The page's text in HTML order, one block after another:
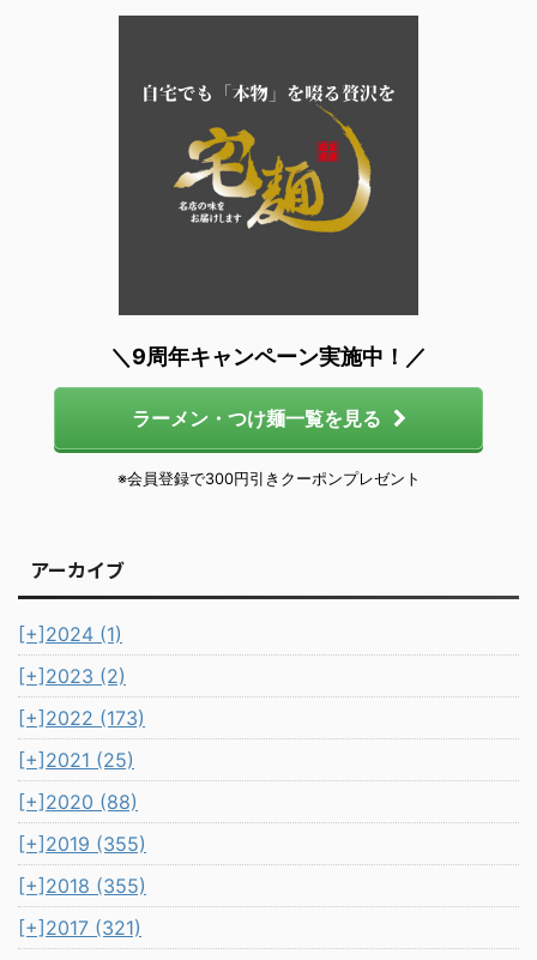
＼9周年キャンペーン実施中！／
ラーメン・つけ麺一覧を見る
※会員登録で300円引きクーポンプレゼント
アーカイブ
[+] 2024 (1)
[+] 2023 (2)
[+] 2022 (173)
[+] 2021 (25)
[+] 2020 (88)
[+] 2019 (355)
[+] 2018 (355)
[+] 2017 (321)